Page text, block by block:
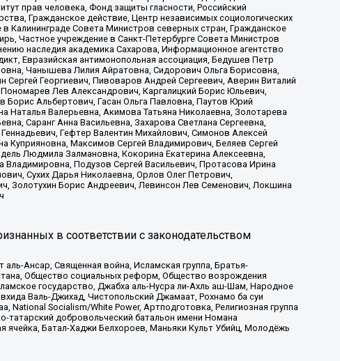
прав человека, Фонд защиты гласности, Российский
Гражданское действие, Центр независимых социологических
Совета Министров северных стран, Гражданское
Частное учреждение в Санкт-Петербурге Совета Министров
наследия академика Сахарова, Информационное агентство
Евразийская антимонопольная ассоциация, Бедушев Петр
Чанышева Лилия Айратовна, Сидорович Ольга Борисовна,
Сергей Георгиевич, Пивоваров Андрей Сергеевич, Аверин Виталий
Лев Александрович, Каргалицкий Борис Юльевич,
Борис Альбертович, Гасан Ольга Павловна, Паутов Юрий
Наталья Валерьевна, Акимова Татьяна Николаевна, Золотарева
Саранг Анна Васильевна, Захарова Светлана Сергеевна,
Гефтер Валентин Михайлович, Симонов Алексей
Куприяновна, Максимов Сергей Владимирович, Беляев Сергей
Людмила Залмановна, Кокорина Екатерина Алексеевна,
Подузов Сергей Васильевич, Протасова Ирина
Сухих Дарья Николаевна, Орлов Олег Петрович,
Золотухин Борис Андреевич, Левинсон Лев Семенович, Локшина
в соответствии с законодательством
Ансар, Священная война, Исламская группа, Братья-
Общество социальных реформ, Общество возрождения
государство, Джабха аль-Нусра ли-Ахль аш-Шам, Народное
Валь-Джихад, Чистопольский Джамаат, Рохнамо ба суи
Socialism/White Power, Артподготовка, Религиозная группа
татарский добровольческий батальон имени Номана
Батал-Хаджи Белхороев, Маньяки Культ Убийц, Молодёжь